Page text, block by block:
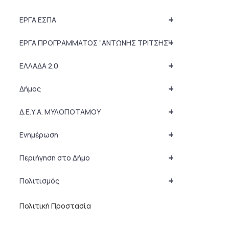
+
ΕΡΓΑ ΕΣΠΑ
+
ΕΡΓΑ ΠΡΟΓΡΑΜΜΑΤΟΣ “ΑΝΤΩΝΗΣ ΤΡΙΤΣΗΣ”
+
ΕΛΛΑΔΑ 2.0
+
Δήμος
+
Δ.Ε.Υ.Α. ΜΥΛΟΠΟΤΑΜΟΥ
+
Ενημέρωση
+
Περιήγηση στο Δήμο
+
Πολιτισμός
Πολιτική Προστασία